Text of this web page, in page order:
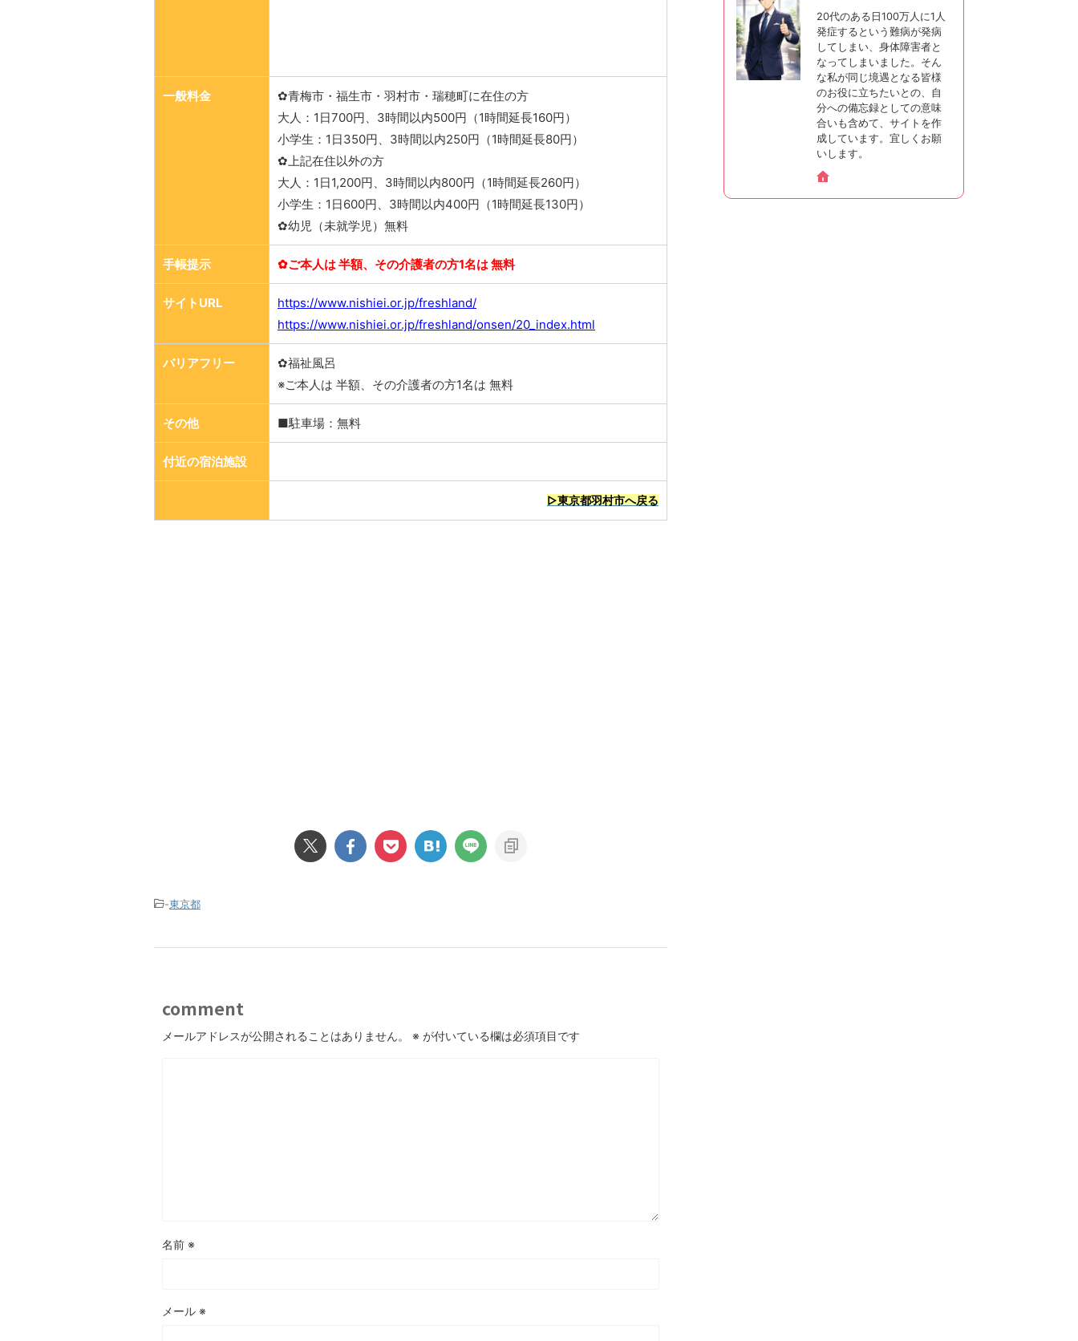
一般料金
✿青梅市・福生市・羽村市・瑞穂町に在住の方
大人：1日700円、3時間以内500円（1時間延長160円）
小学生：1日350円、3時間以内250円（1時間延長80円）
✿上記在住以外の方
大人：1日1,200円、3時間以内800円（1時間延長260円）
小学生：1日600円、3時間以内400円（1時間延長130円）
✿幼児（未就学児）無料
手帳提示 ✿ご本人は 半額、その介護者の方1名は 無料
サイトURL
https://www.nishiei.or.jp/freshland/
https://www.nishiei.or.jp/freshland/onsen/20_index.html
バリアフリー
✿福祉風呂
※ご本人は 半額、その介護者の方1名は 無料
その他 ■駐車場：無料
付近の宿泊施設
▷東京都羽村市へ戻る
-東京都
comment
メールアドレスが公開されることはありません。 ※ が付いている欄は必須項目です
名前 ※
メール ※
20代のある日100万人に1人
発症するという難病が発病
してしまい、身体障害者と
なってしまいました。そん
な私が同じ境遇となる皆様
のお役に立ちたいとの、自
分への備忘録としての意味
合いも含めて、サイトを作
成しています。宜しくお願
いします。